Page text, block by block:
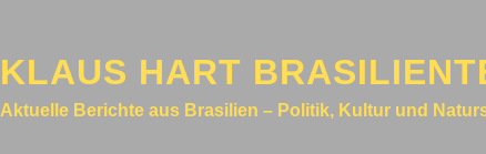
KLAUS HART
Aktuelle Berichte aus Brasilien – Politik, Kultur und